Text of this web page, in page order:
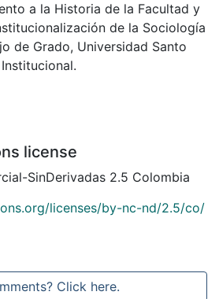
a la Historia de la Facultad y
de la Sociología
de Grado, Universidad Santo
license
SinDerivadas 2.5 Colombia
licenses/by-nc-nd/2.5/co/
Click here.